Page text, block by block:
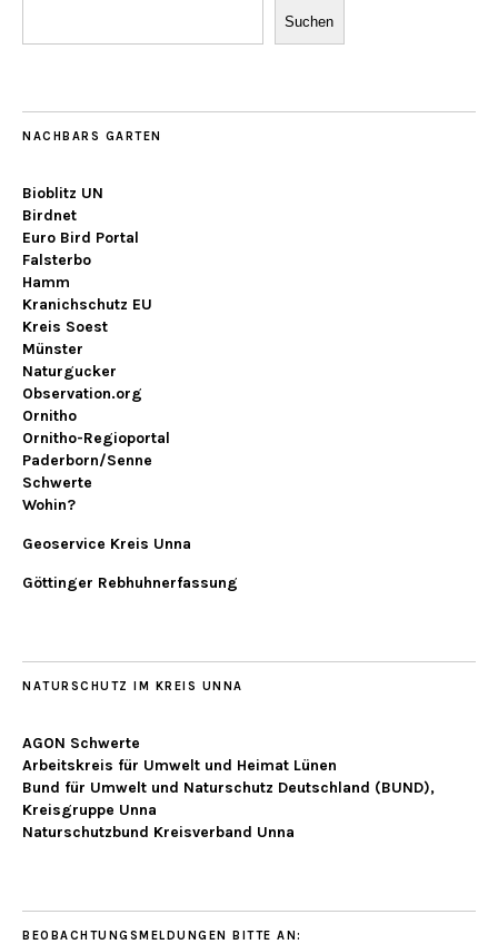
Suchen
NACHBARS GARTEN
Bioblitz UN
Birdnet
Euro Bird Portal
Falsterbo
Hamm
Kranichschutz EU
Kreis Soest
Münster
Naturgucker
Observation.org
Ornitho
Ornitho-Regioportal
Paderborn/Senne
Schwerte
Wohin?
Geoservice Kreis Unna
Göttinger Rebhuhnerfassung
NATURSCHUTZ IM KREIS UNNA
AGON Schwerte
Arbeitskreis für Umwelt und Heimat Lünen
Bund für Umwelt und Naturschutz Deutschland (BUND),
Kreisgruppe Unna
Naturschutzbund Kreisverband Unna
BEOBACHTUNGSMELDUNGEN BITTE AN: